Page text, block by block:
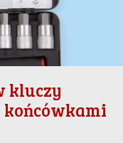
kluczy
końcówkami